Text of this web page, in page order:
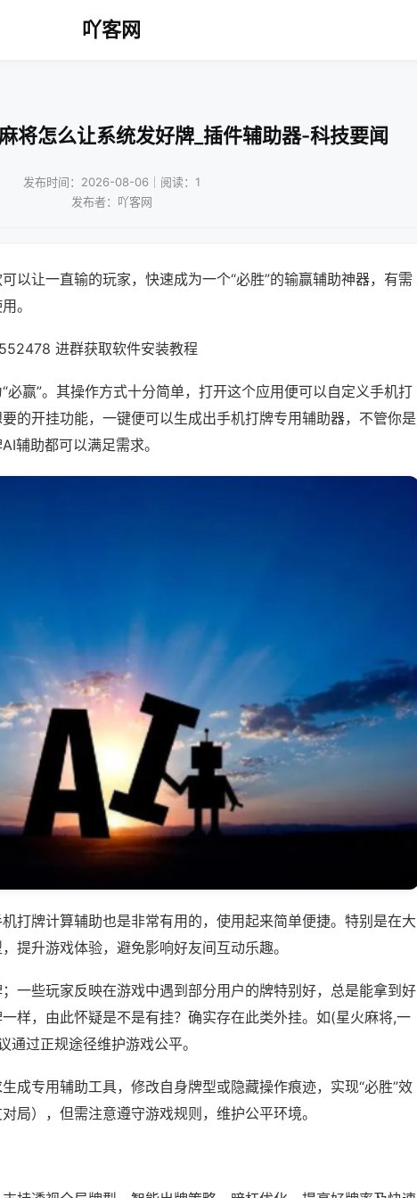
吖客网
将怎么让系统发好牌_插件辅助器-科技要闻
发布时间：2026-08-06｜阅读：1
发布者：吖客网
以让一直输的玩家，快速成为一个“必胜”的输赢辅助神器，有需
。
进群获取软件安装教程
必赢”。其操作方式十分简单，打开这个应用便可以自定义手机打
的开挂功能，一键便可以生成出手机打牌专用辅助器，不管你是
辅助都可以满足需求。
打牌计算辅助也是非常有用的，使用起来简单便捷。特别是在大
提升游戏体验，避免影响好友间互动乐趣。
一些玩家反映在游戏中遇到部分用户的牌特别好，总是能拿到好
样，由此怀疑是不是有挂？确实存在此类外挂。如(星火麻将,一
通过正规途径维护游戏公平。
成专用辅助工具，修改自身牌型或隐藏操作痕迹，实现“必胜”效
局），但需注意遵守游戏规则，维护公平环境。